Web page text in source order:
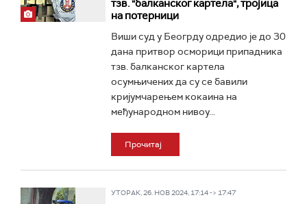
тзв. "балканског картела", тројица
на потерници
Виши суд у Беогрду одредио је до 30
дана притвор осморици припадника
тзв. балканског картела
осумњичених да су се бавили
кријумчарењем кокаина на
међународном нивоу...
Прочитај
УТОРАК, 26. НОВ 2024, 17:14 -> 17:47